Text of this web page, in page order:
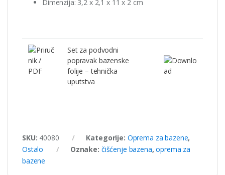
Dimenzija: 3,2 x 2,1 x 11 x 2 cm
Set za podvodni
popravak bazenske
folije – tehnička
uputstva
SKU: 40080 Kategorije: Oprema za bazene,
Ostalo
Oznake: čišćenje bazena,oprema za
bazene